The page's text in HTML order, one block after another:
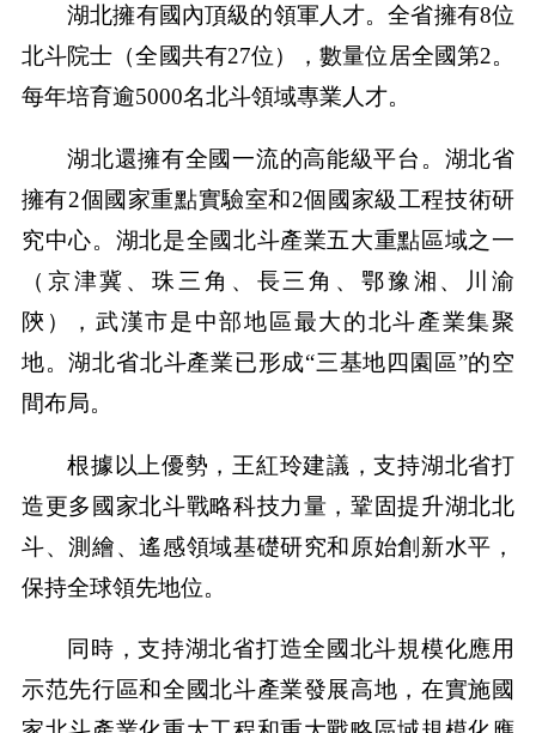
湖北擁有國內頂級的領軍人才。全省擁有8位
北斗院士（全國共有27位），數量位居全國第2。
每年培育逾5000名北斗領域專業人才。
湖北還擁有全國一流的高能級平台。湖北省
擁有2個國家重點實驗室和2個國家級工程技術研
究中心。湖北是全國北斗產業五大重點區域之一
（京津冀、珠三角、長三角、鄂豫湘、川渝
陝），武漢市是中部地區最大的北斗產業集聚
地。湖北省北斗產業已形成“三基地四園區”的空
間布局。
根據以上優勢，王紅玲建議，支持湖北省打
造更多國家北斗戰略科技力量，鞏固提升湖北北
斗、測繪、遙感領域基礎研究和原始創新水平，
保持全球領先地位。
同時，支持湖北省打造全國北斗規模化應用
示范先行區和全國北斗產業發展高地，在實施國